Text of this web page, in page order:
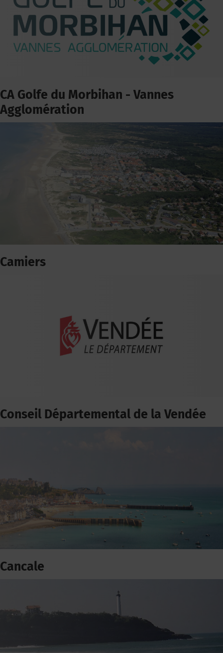
CA Golfe du Morbihan - Vannes
Agglomération
Camiers
Conseil Départemental de la Vendée
Cancale